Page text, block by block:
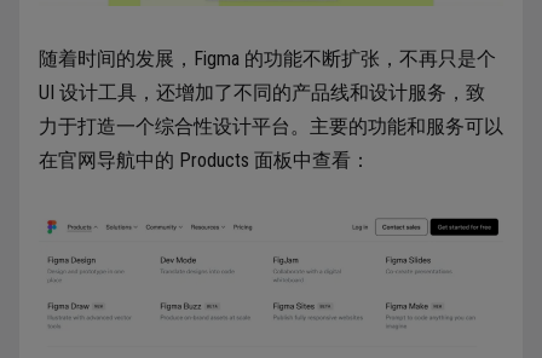
随着时间的发展，Figma 的功能不断扩张，不再只是个
UI 设计工具，还增加了不同的产品线和设计服务，致
力于打造一个综合性设计平台。主要的功能和服务可以
在官网导航中的 Products 面板中查看：